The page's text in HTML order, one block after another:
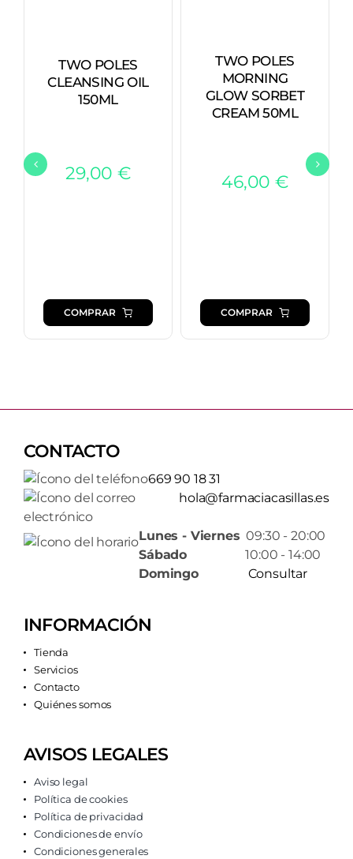
TWO POLES
CLEANSING OIL
150ML
29,00 €
COMPRAR
TWO POLES
MORNING
GLOW SORBET
CREAM 50ML
46,00 €
COMPRAR
CONTACTO
669 90 18 31
hola@farmaciacasillas.es
Lunes - Viernes 09:30 - 20:00
Sábado 10:00 - 14:00
Domingo
Consultar
INFORMACIÓN
Tienda
Servicios
Contacto
Quiénes somos
AVISOS LEGALES
Aviso legal
Política de cookies
Política de privacidad
Condiciones de envío
Condiciones generales